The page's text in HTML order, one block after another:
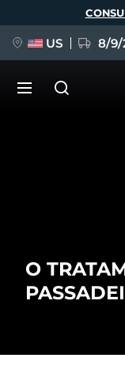
principal
O
US 8/9/
FAQ™ Pure
issa™ Teeth
Polski
Türkçe
País de